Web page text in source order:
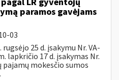
paramos gavėjams
03
25 d. įsakymu Nr. VA-
lapkričio 17 d. įsakymas Nr.
pajamų mokesčio sumos